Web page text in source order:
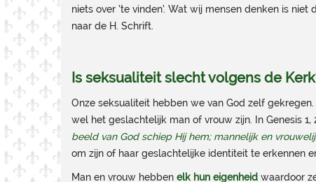
niets over ’te vinden’. Wat wij mensen denken is
naar de H. Schrift.
Is seksualiteit slecht volgens de
Onze seksualiteit hebben we van God zelf
wel het geslachtelijk man of vrouw zijn. In Genesis 1,
beeld van God schiep Hij hem; mannelijk en
om zijn of haar geslachtelijke identiteit te erkennen
Man en vrouw hebben elk hun eigenheid waardoor